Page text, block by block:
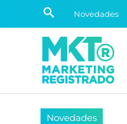
Novedades
Novedades